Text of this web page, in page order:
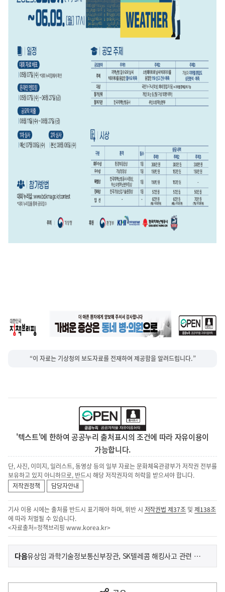
“이 자료는 기상청의 보도자료를 전재하여 제공함을 알려드립니다.”
'텍스트'에 한하여 공공누리 출처표시의 조건에 따라 자유이용이
가능합니다.
단, 사진, 이미지, 일러스트, 동영상 등의 일부 자료는 문화체육관광부가 저작권 전부를
보유하고 있지 아니하므로, 반드시 해당 저작권자의 허락을 받으셔야 합니다.
저작권정책
담당자안내
기사 이용 시에는 출처를 반드시 표기해야 하며, 위반 시 저작권법 제37조 및제138조
에 따라 처벌될 수 있습니다.
<자료출처=정책브리핑 www.korea.kr>
이
전
다
다음기
사
유상임 과학기술정보통신부장관, SK텔레콤 해킹사고 관련 현장 점검